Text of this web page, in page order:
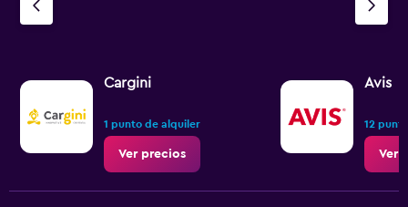
Cargini
1 punto de alquiler
Ver precios
Avis
12
Ver